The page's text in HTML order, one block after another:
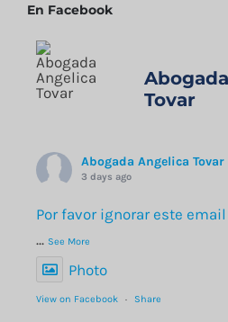
En Facebook
Tovar
Abogada Angelica Tovar
3 days ago
Por favor ignorar este
... See More
Photo
View on Facebook · Share